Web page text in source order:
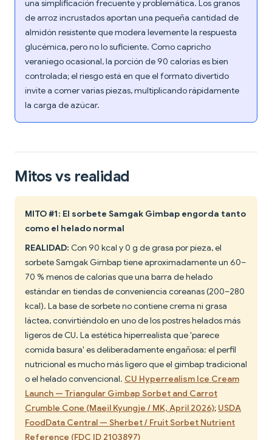
una simplificación frecuente y problemática. Los granos
de arroz incrustados aportan una pequeña cantidad de
almidón resistente que modera levemente la respuesta
glucémica, pero no lo suficiente. Como capricho
veraniego ocasional, la porción de 90 calorías es bien
controlada; el riesgo está en que el formato divertido
invite a comer varias piezas, multiplicando rápidamente
la carga de azúcar.
Mitos vs realidad
MITO #1: El sorbete Samgak Gimbap engorda tanto
como el helado normal
REALIDAD: Con 90 kcal y 0 g de grasa por pieza, el
sorbete Samgak Gimbap tiene aproximadamente un 60–
70 % menos de calorías que una barra de helado
estándar en tiendas de conveniencia coreanas (200–280
kcal). La base de sorbete no contiene crema ni grasa
láctea, convirtiéndolo en uno de los postres helados más
ligeros de CU. La estética hiperrealista que 'parece
comida basura' es deliberadamente engañosa: el perfil
nutricional es mucho más ligero que el gimbap tradicional
o el helado convencional. CU Hyperrealism Ice Cream
Launch — Triangular Gimbap Sorbet and Carrot
Crumble Cone (Maeil Kyungje / MK, April 2026); USDA
FoodData Central — Sherbet / Fruit Sorbet Nutrient
Reference (FDC ID 2103897)